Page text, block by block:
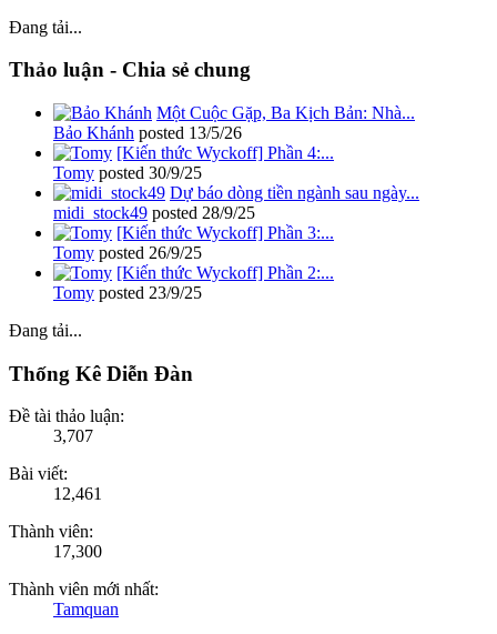
Đang tải...
Thảo luận - Chia sẻ chung
Một Cuộc Gặp, Ba Kịch Bản: Nhà...
Bảo Khánh posted 13/5/26
[Kiến thức Wyckoff] Phần 4:...
Tomy posted 30/9/25
Dự báo dòng tiền ngành sau ngày...
midi_stock49 posted 28/9/25
[Kiến thức Wyckoff] Phần 3:...
Tomy posted 26/9/25
[Kiến thức Wyckoff] Phần 2:...
Tomy posted 23/9/25
Đang tải...
Thống Kê Diễn Đàn
Đề tài thảo luận:
3,707
Bài viết:
12,461
Thành viên:
17,300
Thành viên mới nhất:
Tamquan